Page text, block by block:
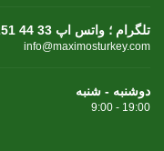
+90 532 251 44 33 تلگرام ؛ واتس اپ
info@maximosturkey.com
دوشنبه - شنبه
9:00 - 19:00